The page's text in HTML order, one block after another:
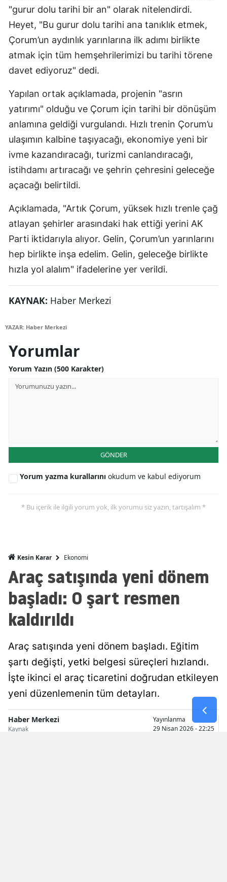
Elazığ
Erzincan
Gaziantep
Giresun
Gümüşhane
Hakkari
Hatay
Mersin
İstanbul
İzmir
Kars
Manisa
Kahramanmaraş
Mardin
Nevşehir
Sakarya
Samsun
Siirt
Sinop
Sivas
"gurur dolu tarihi bir an" olarak nitelendirdi.
Heyet, "Bu gurur dolu tarihi ana tanıklık etmek,
Çorum’un aydınlık yarınlarına ilk adımı birlikte
atmak için tüm hemşehrilerimizi bu tarihi törene
davet ediyoruz" dedi.
Yapılan ortak açıklamada, projenin "asrın
yatırımı" olduğu ve Çorum için tarihi bir dönüşüm
anlamına geldiği vurgulandı. Hızlı trenin Çorum’u
ulaşımın kalbine taşıyacağı, ekonomiye yeni bir
ivme kazandıracağı, turizmi canlandıracağı,
istihdamı artıracağı ve şehrin çehresini geleceğe
açacağı belirtildi.
Açıklamada, "Artık Çorum, yüksek hızlı trenle çağ
atlayan şehirler arasındaki hak ettiği yerini AK
Parti iktidarıyla alıyor. Gelin, Çorum’un yarınlarını
hep birlikte inşa edelim. Gelin, geleceğe birlikte
hızla yol alalım" ifadelerine yer verildi.
KAYNAK: Haber Merkezi
YAZAR: Haber Merkezi
Yorumlar
Yorum Yazın (500 Karakter)
GÖNDER
Yorum yazma kurallarını okudum ve kabul ediyorum
* Bu içerik ile ilgili yorum yok, ilk yorumu siz yazın, tartışalım *
Kesin Karar Ekonomi
Araç satışında yeni dönem
başladı: O şart resmen
kaldırıldı
Araç satışında yeni dönem başladı. Eğitim
şartı değişti, yetki belgesi süreçleri hızlandı.
İşte ikinci el araç ticaretini doğrudan etkileyen
yeni düzenlemenin tüm detayları.
Haber Merkezi
Kaynak
Yayınlanma
29 Nisan 2026 - 22:25